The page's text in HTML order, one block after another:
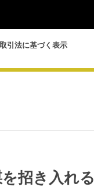
引法に基づく表示
招き入れる